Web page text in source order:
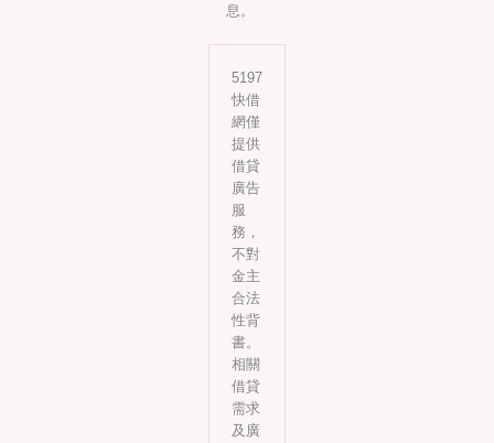
息。
5197
快借
網僅
提供
借貸
廣告
服
務，
不對
金主
合法
性背
書。
相關
借貸
需求
及廣